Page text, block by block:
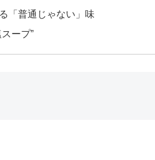
「普通じゃない」味
ープ”